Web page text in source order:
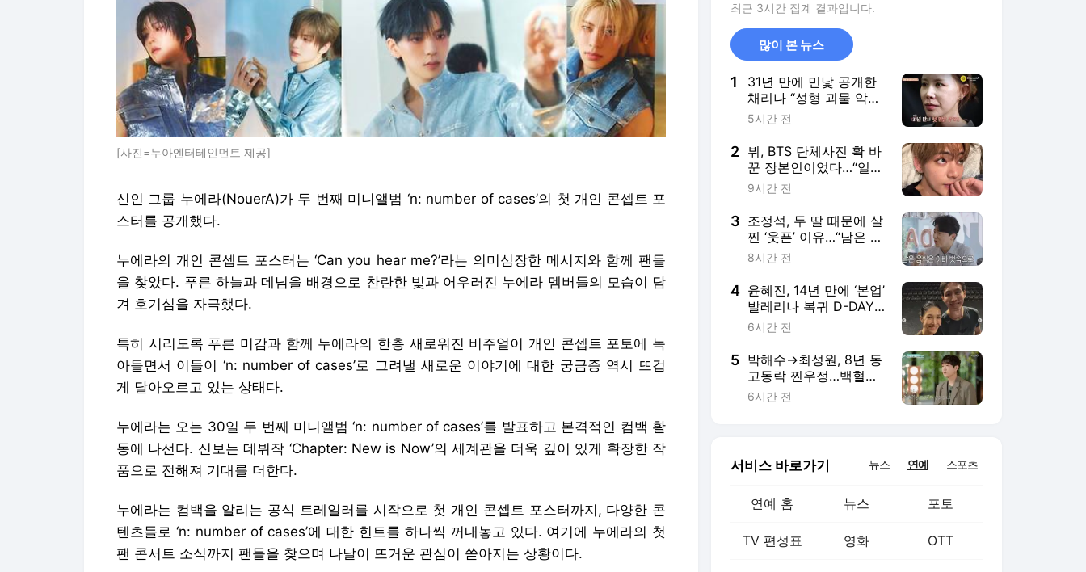
[사진=누아엔터테인먼트 제공]
신인 그룹 누에라(NouerA)가 두 번째 미니앨범 ‘n: number of cases’의 첫 개인 콘셉트 포
스터를 공개했다.
누에라의 개인 콘셉트 포스터는 ‘Can you hear me?’라는 의미심장한 메시지와 함께 팬들
을 찾았다. 푸른 하늘과 데님을 배경으로 찬란한 빛과 어우러진 누에라 멤버들의 모습이 담
겨 호기심을 자극했다.
특히 시리도록 푸른 미감과 함께 누에라의 한층 새로워진 비주얼이 개인 콘셉트 포토에 녹
아들면서 이들이 ‘n: number of cases’로 그려낼 새로운 이야기에 대한 궁금증 역시 뜨겁
게 달아오르고 있는 상태다.
누에라는 오는 30일 두 번째 미니앨범 ‘n: number of cases’를 발표하고 본격적인 컴백 활
동에 나선다. 신보는 데뷔작 ‘Chapter: New is Now’의 세계관을 더욱 깊이 있게 확장한 작
품으로 전해져 기대를 더한다.
누에라는 컴백을 알리는 공식 트레일러를 시작으로 첫 개인 콘셉트 포스터까지, 다양한 콘
텐츠들로 ‘n: number of cases’에 대한 힌트를 하나씩 꺼내놓고 있다. 여기에 누에라의 첫
팬 콘서트 소식까지 팬들을 찾으며 나날이 뜨거운 관심이 쏟아지는 상황이다.
최근 3시간 집계 결과입니다.
많이 본 뉴스
1
31년 만에 민낯 공개한
채리나 “성형 괴물 악플
상처” (터치미)
5시간 전
2 뷔, BTS 단체사진 확 바
꾼 장본인이었다…“일렬
로 찍는 거 재미없어”
9시간 전
3 조정석, 두 딸 때문에 살
찐 ‘웃픈’ 이유…“남은 볶
음밥 아까워서 내가 해
8시간 전
4 윤혜진, 14년 만에 ‘본업’
발레리나 복귀 D-DAY…
엄정화 “자랑스러워”
6시간 전
5 박해수→최성원, 8년 동
고동락 찐우정…백혈병
투병 고백에 눈물 (해투)
6시간 전
서비스 바로가기 뉴스 연예 스포츠
연예 홈 뉴스 포토
TV 편성표 영화 OTT